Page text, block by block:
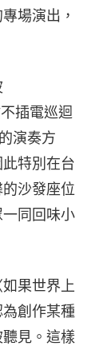
場演出，
插電巡迴
演奏方
特別在台
沙發座位
同回味小
果世界上
創作某種
見。這樣